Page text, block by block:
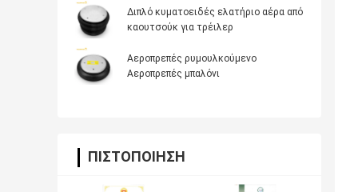
8050, Dayton 352-8050, AB Vovo
3130498
Διπλό κυματοειδές ελατήριο αέρα από
καουτσούκ για τρέιλερ
Αεροπρεπές ρυμουλκούμενο
Αεροπρεπές μπαλόνι
ΠΙΣΤΟΠΟΊΗΣΗ